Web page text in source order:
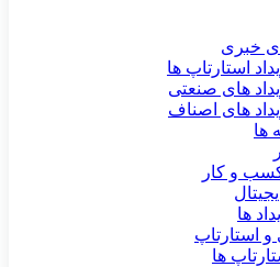
خبری
استارتاپ ها
های صنعتی
های اصناف
ها
و کار
ها
و استارتاپ
ها